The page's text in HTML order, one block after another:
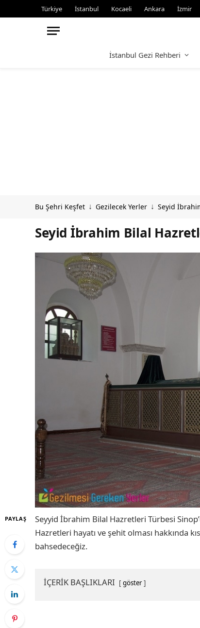
Türkiye İstanbul Kocaeli Ankara İzmir
İstanbul Gezi Rehberi
Bu Şehri Keşfet ↓ Gezilecek Yerler ↓ Seyid
Seyid İbrahim Bilal
PAYLAŞ
Seyyid İbrahim Bilal Hazretleri Türbesi
Hazretleri hayatı ve şehit olması hakkında
bahsedeceğiz.
İÇERİK BAŞLIKLARI göster